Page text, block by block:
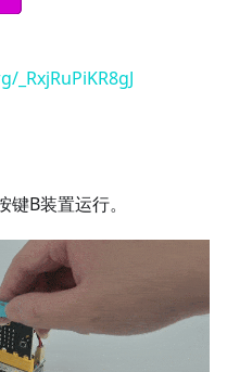
B装置运行。